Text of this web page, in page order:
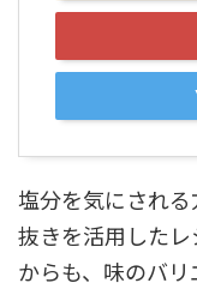
塩分を気にされ
抜きを活用した
からも、味のバ